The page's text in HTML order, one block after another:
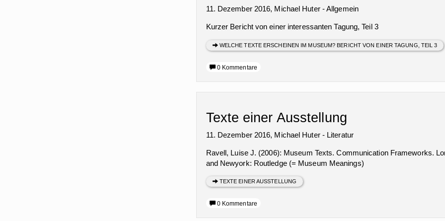
11. Dezember 2016, Michael Huter-Allgemein
Kurzer Bericht von einer interessanten Tagung, Teil 3
WELCHE TEXTE ERSCHEINEN IM MUSEUM? BERICHT VON EINER TAGUNG, TEIL 3
0 Kommentare
Texte einer Ausstellung
11. Dezember 2016, Michael Huter- Literatur
Ravell, Luise J. (2006): Museum Texts. Communication Frameworks.
and Newyork: Routledge (= Museum Meanings)
TEXTE EINER AUSSTELLUNG
0 Kommentare